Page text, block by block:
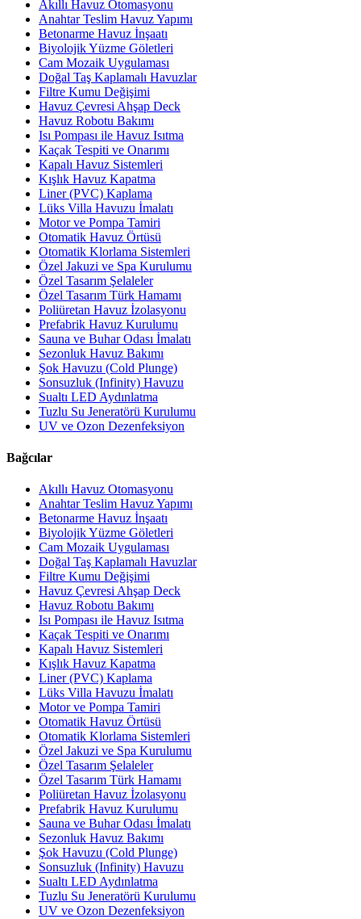
Akıllı Havuz Otomasyonu
Anahtar Teslim Havuz Yapımı
Betonarme Havuz İnşaatı
Biyolojik Yüzme Göletleri
Cam Mozaik Uygulaması
Doğal Taş Kaplamalı Havuzlar
Filtre Kumu Değişimi
Havuz Çevresi Ahşap Deck
Havuz Robotu Bakımı
Isı Pompası ile Havuz Isıtma
Kaçak Tespiti ve Onarımı
Kapalı Havuz Sistemleri
Kışlık Havuz Kapatma
Liner (PVC) Kaplama
Lüks Villa Havuzu İmalatı
Motor ve Pompa Tamiri
Otomatik Havuz Örtüsü
Otomatik Klorlama Sistemleri
Özel Jakuzi ve Spa Kurulumu
Özel Tasarım Şelaleler
Özel Tasarım Türk Hamamı
Poliüretan Havuz İzolasyonu
Prefabrik Havuz Kurulumu
Sauna ve Buhar Odası İmalatı
Sezonluk Havuz Bakımı
Şok Havuzu (Cold Plunge)
Sonsuzluk (Infinity) Havuzu
Sualtı LED Aydınlatma
Tuzlu Su Jeneratörü Kurulumu
UV ve Ozon Dezenfeksiyon
Bağcılar
Akıllı Havuz Otomasyonu
Anahtar Teslim Havuz Yapımı
Betonarme Havuz İnşaatı
Biyolojik Yüzme Göletleri
Cam Mozaik Uygulaması
Doğal Taş Kaplamalı Havuzlar
Filtre Kumu Değişimi
Havuz Çevresi Ahşap Deck
Havuz Robotu Bakımı
Isı Pompası ile Havuz Isıtma
Kaçak Tespiti ve Onarımı
Kapalı Havuz Sistemleri
Kışlık Havuz Kapatma
Liner (PVC) Kaplama
Lüks Villa Havuzu İmalatı
Motor ve Pompa Tamiri
Otomatik Havuz Örtüsü
Otomatik Klorlama Sistemleri
Özel Jakuzi ve Spa Kurulumu
Özel Tasarım Şelaleler
Özel Tasarım Türk Hamamı
Poliüretan Havuz İzolasyonu
Prefabrik Havuz Kurulumu
Sauna ve Buhar Odası İmalatı
Sezonluk Havuz Bakımı
Şok Havuzu (Cold Plunge)
Sonsuzluk (Infinity) Havuzu
Sualtı LED Aydınlatma
Tuzlu Su Jeneratörü Kurulumu
UV ve Ozon Dezenfeksiyon